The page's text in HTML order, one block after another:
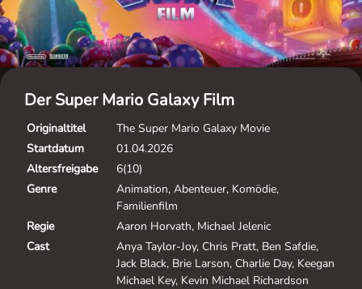
Der Super Mario Galaxy Film
Originaltitel
The Super Mario Galaxy Movie
Startdatum
01.04.2026
Altersfreigabe
6(10)
Genre
Animation, Abenteuer, Komödie,
Familienfilm
Regie
Aaron Horvath, Michael Jelenic
Cast
Anya Taylor-Joy, Chris Pratt, Ben Safdie,
Jack Black, Brie Larson, Charlie Day, Keegan
Michael Key, Kevin Michael Richardson